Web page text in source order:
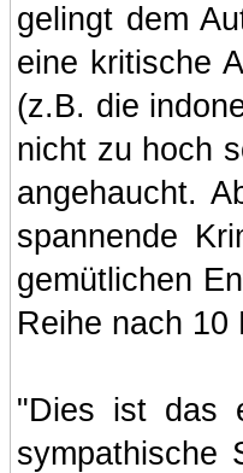
gelingt dem
eine kritische
(z.B. die
nicht zu hoch
angehaucht.
spannende
gemütlichen
Reihe nach 10
"Dies ist das
sympathische